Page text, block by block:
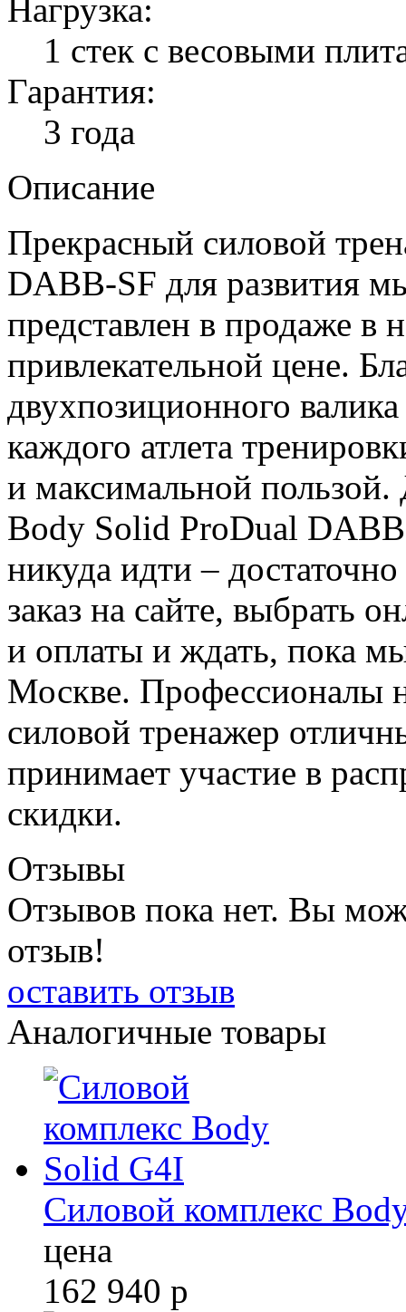
Нагрузка:
1 стек с весовыми
Гарантия:
3 года
Описание
Прекрасный силовой
DABB-SF для развития
представлен в продаже в
привлекательной цене.
двухпозиционного
каждого атлета
и максимальной
Body Solid ProDual
никуда идти –
заказ на сайте, выбрать
и оплаты и ждать, пока
Москве. Профессионалы
силовой тренажер
принимает участие в
скидки.
Отзывы
Отзывов пока нет. Вы
отзыв!
оставить отзыв
Аналогичные товары
Силовой комплекс
цена
162 940 р